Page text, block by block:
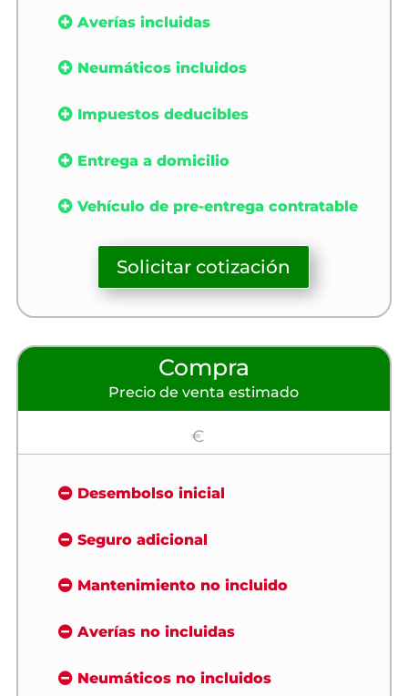
Averías incluidas
Neumáticos incluidos
Impuestos deducibles
Entrega a domicilio
Vehículo de pre-entrega contratable
Solicitar cotización
Compra
Precio de venta estimado
€
Desembolso inicial
Seguro adicional
Mantenimiento no incluido
Averías no incluidas
Neumáticos no incluidos